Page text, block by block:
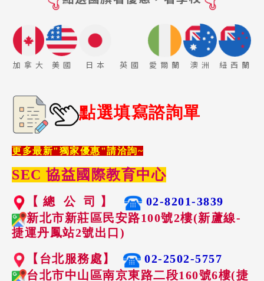
加 拿 大 美 國 日 本 英 國 愛 爾 蘭 澳 洲 紐 西 蘭
點選填寫諮詢單
更多最新"獨家優惠"請洽詢~
SEC 協益國際教育中心
【 總 公 司 】
02-8201-3839
新北市新莊區民安路100號2樓(新蘆線-
捷運丹鳳站2號出口)
【台北服務處】
02-2502-5757
台北市中山區南京東路二段160號6樓(捷